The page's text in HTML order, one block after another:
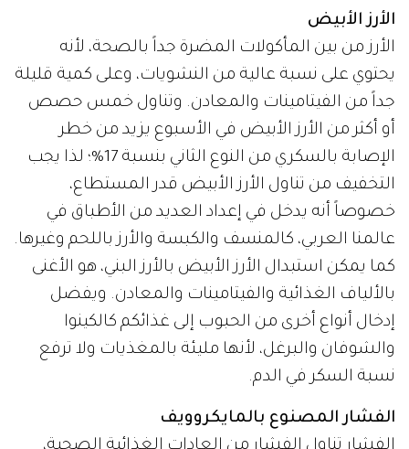
الأرز الأبيض
الأرز من بين المأكولات المضرة جداً بالصحة، لأنه
يحتوي على نسبة عالية من النشويات، وعلى كمية قليلة
جداً من الفيتامينات والمعادن. وتناول خمس حصص
أو أكثر من الأرز الأبيض في الأسبوع يزيد من خطر
الإصابة بالسكري من النوع الثاني بنسبة 17%؛ لذا يجب
التخفيف من تناول الأرز الأبيض قدر المستطاع،
خصوصاً أنه يدخل في إعداد العديد من الأطباق في
عالمنا العربي، كالمنسف والكبسة والأرز باللحم وغيرها.
كما يمكن استبدال الأرز الأبيض بالأرز البني، هو الأغنى
بالألياف الغذائية والفيتامينات والمعادن. ويفضل
إدخال أنواع أخرى من الحبوب إلى غذائكم كالكينوا
والشوفان والبرغل، لأنها مليئة بالمغذيات ولا ترفع
نسبة السكر في الدم.
الفشار المصنوع بالمايكروويف